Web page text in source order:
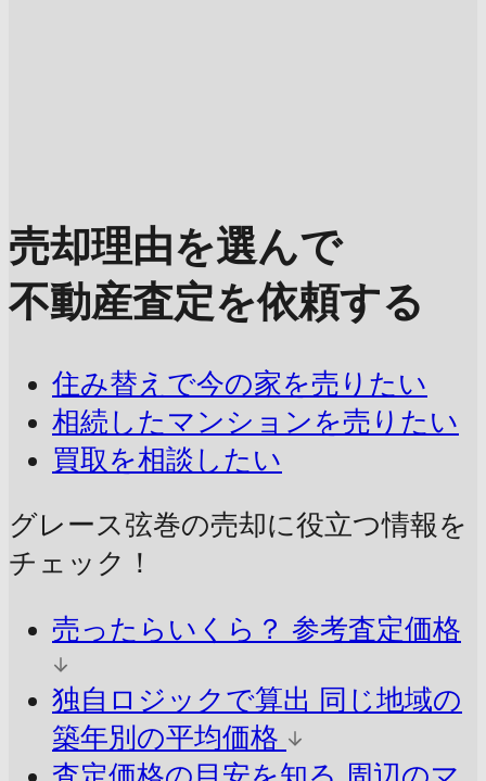
売却理由を選んで
不動産査定を依頼する
住み替えで今の家を売りたい
相続したマンションを売りたい
買取を相談したい
グレース弦巻の売却に役立つ情報を
チェック！
売ったらいくら？ 参考査定価格
独自ロジックで算出 同じ地域の
築年別の平均価格